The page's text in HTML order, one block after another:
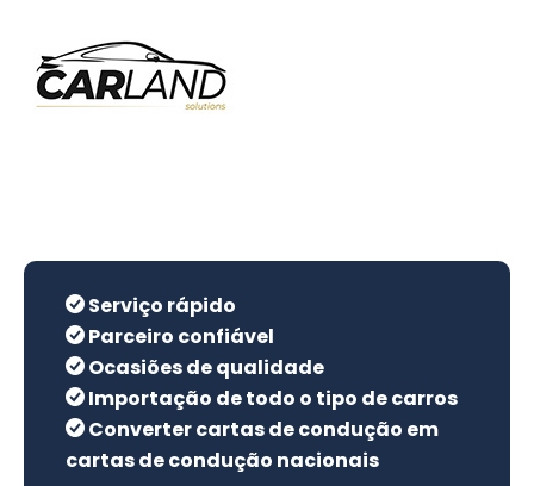
Serviço rápido
Parceiro confiável
Ocasiões de qualidade
Importação de todo o tipo de carros
Converter cartas de condução em
cartas de condução nacionais